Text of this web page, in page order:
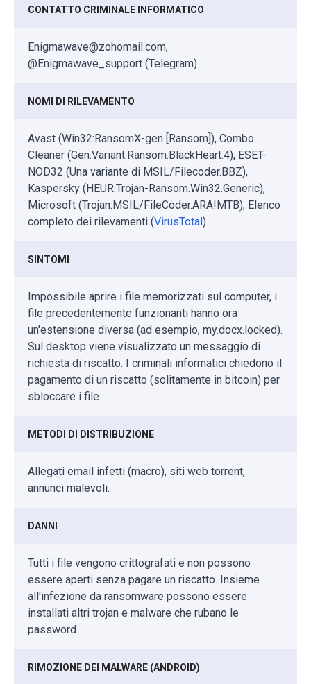
CONTATTO CRIMINALE INFORMATICO
Enigmawave@zohomail.com,
@Enigmawave_support (Telegram)
NOMI DI RILEVAMENTO
Avast (Win32:RansomX-gen [Ransom]), Combo
Cleaner (Gen:Variant.Ransom.BlackHeart.4), ESET-
NOD32 (Una variante di MSIL/Filecoder.BBZ),
Kaspersky (HEUR:Trojan-Ransom.Win32.Generic),
Microsoft (Trojan:MSIL/FileCoder.ARA!MTB), Elenco
completo dei rilevamenti (VirusTotal )
SINTOMI
Impossibile aprire i file memorizzati sul computer, i
file precedentemente funzionanti hanno ora
un'estensione diversa (ad esempio, my.docx.locked).
Sul desktop viene visualizzato un messaggio di
richiesta di riscatto. I criminali informatici chiedono il
pagamento di un riscatto (solitamente in bitcoin) per
sbloccare i file.
METODI DI DISTRIBUZIONE
Allegati email infetti (macro), siti web torrent,
annunci malevoli.
DANNI
Tutti i file vengono crittografati e non possono
essere aperti senza pagare un riscatto. Insieme
all'infezione da ransomware possono essere
installati altri trojan e malware che rubano le
password.
RIMOZIONE DEI MALWARE (ANDROID)